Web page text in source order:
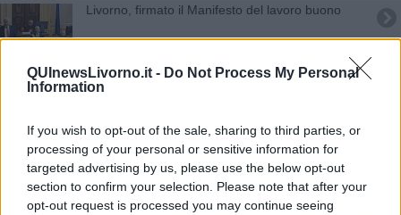
QUInewsLivorno.it - Do Not Process My Personal
Information
If you wish to opt-out of the sale, sharing to third parties, or
processing of your personal or sensitive information for
targeted advertising by us, please use the below opt-out
section to confirm your selection. Please note that after your
opt-out request is processed you may continue seeing
Livorno, firmato il Manifesto del lavoro buono
Regione
Corteo dei 30mila al Toscana Pride
Raccolti oltre tremila euro per il Centro Donna
"I colori dei diritti vanno oltre i campanilismi"
Il gazebo di Agedo e Arcigay gettato nel canale